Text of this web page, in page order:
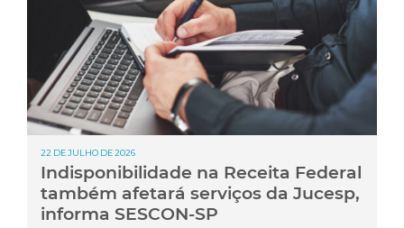
22 DE JULHO DE 2026
Indisponibilidade na Receita Federal
também afetará serviços da Jucesp,
informa SESCON-SP